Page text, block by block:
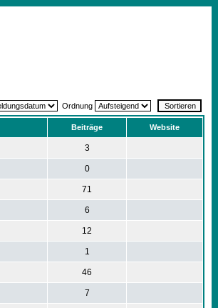
Ordnung
Beiträge Website
3
0
71
6
12
1
46
7